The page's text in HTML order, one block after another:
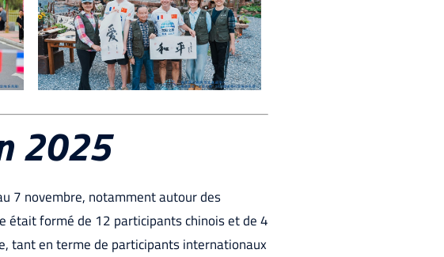
2025
7 novembre, notamment autour des
était formé de 12 participants chinois et de 4
tant en terme de participants internationaux